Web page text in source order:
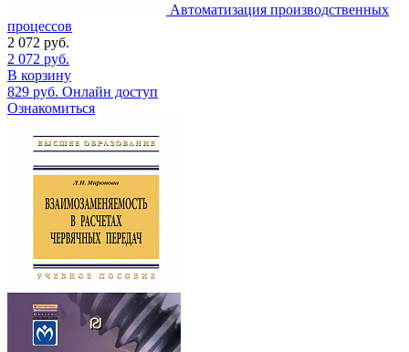
Автоматизация производственных
процессов
2 072 руб.
2 072 руб.
В корзину
829 руб. Онлайн доступ
Ознакомиться